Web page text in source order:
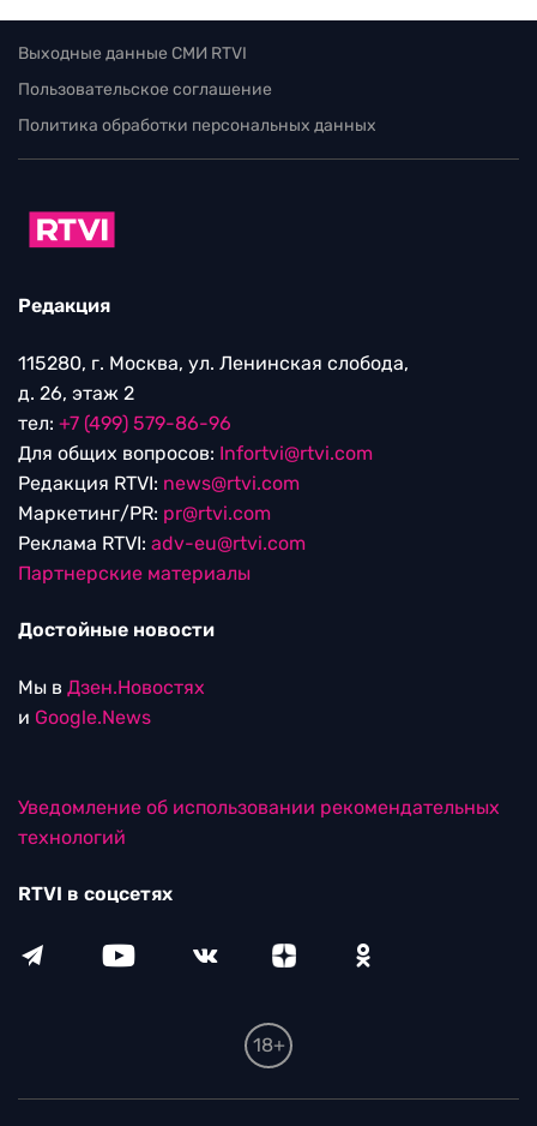
Выходные данные СМИ RTVI
Пользовательское соглашение
Политика обработки персональных данных
Редакция
115280, г. Москва, ул. Ленинская слобода,
д. 26, этаж 2
тел: +7 (499) 579-86-96
Для общих вопросов: Infortvi@rtvi.com
Редакция RTVI: news@rtvi.com
Маркетинг/PR: pr@rtvi.com
Реклама RTVI: adv-eu@rtvi.com
Партнерские материалы
Достойные новости
Мы в Дзен.Новостях
и Google.News
Уведомление об использовании рекомендательных
технологий
RTVI в соцсетях
18+